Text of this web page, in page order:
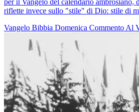
per il Vangelo del calendario ambrosiano,
riflette invece sullo "stile" di Dio: stile di
Vangelo Bibbia Domenica Commento Al